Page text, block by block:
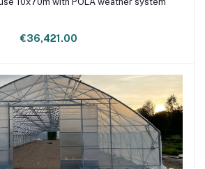
Add to cart
€36,421.00